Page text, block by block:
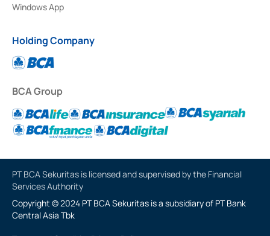
Windows App
Holding Company
BCA Group
PT BCA Sekuritas is licensed and supervised by the Financial
Services Authority
Copyright © 2024 PT BCA Sekuritas is a subsidiary of PT Bank
Central Asia Tbk